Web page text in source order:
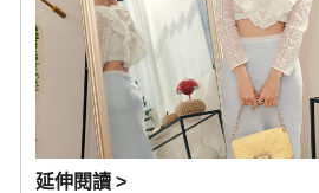
延伸閱讀 >